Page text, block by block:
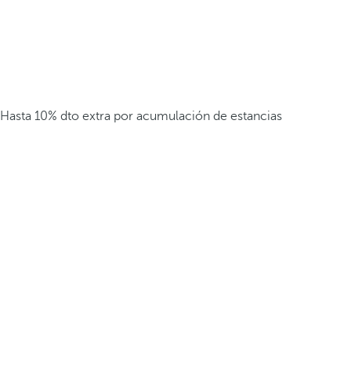
Hasta 10% dto extra por acumulación de estancias